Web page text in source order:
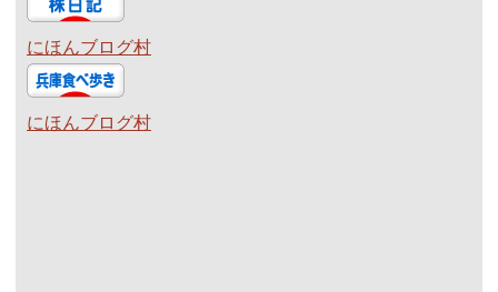
にほんブログ村
にほんブログ村